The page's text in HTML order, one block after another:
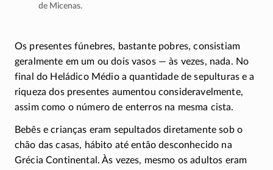
de Micenas.
Os presentes fúnebres, bastante pobres, consistiam
geralmente em um ou dois vasos — às vezes, nada. No
final do Heládico Médio a quantidade de sepulturas e a
riqueza dos presentes aumentou consideravelmente,
assim como o número de enterros na mesma cista.
Bebês e crianças eram sepultados diretamente sob o
chão das casas, hábito até então desconhecido na
Grécia Continental. Às vezes, mesmo os adultos eram